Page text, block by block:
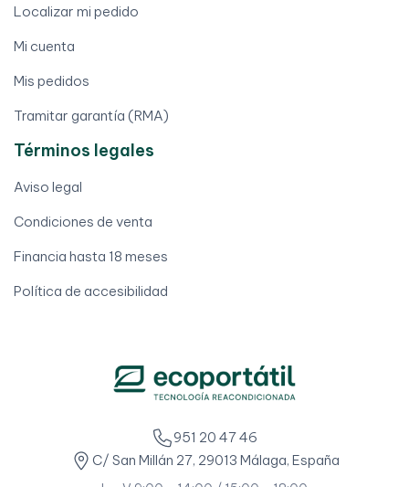
Localizar mi pedido
Mi cuenta
Mis pedidos
Tramitar garantía (RMA)
Términos legales
Aviso legal
Condiciones de venta
Financia hasta 18 meses
Política de accesibilidad
951 20 47 46
C/ San Millán 27, 29013 Málaga, España